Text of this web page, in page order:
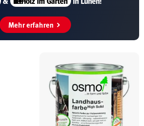
Mehr erfahren